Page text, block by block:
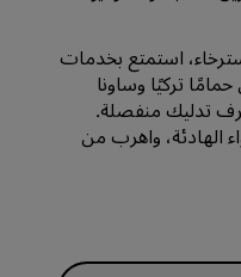
استمتع بخدمات
تركيًا وساونا
تدليك منفصلة.
الهادئة، واهرب من